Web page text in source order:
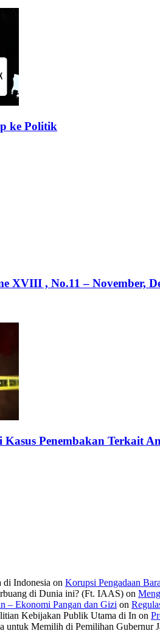
ke Politik
XVIII , No.11 – November,
Penembakan Terkait
di Indonesia on Korupsi Pengadaan
di Dunia ini? (Ft. IAAS) on
– Ekonomi Pangan dan Gizi on
Kebijakan Publik Utama di In on
untuk Memilih di Pemilihan Gubernur